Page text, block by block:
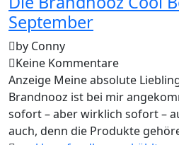
September
by Conny
Keine Kommentare
Anzeige Meine absolute
Brandnooz ist bei mir
sofort – aber wirklich sofort –
auch, denn die Produkte